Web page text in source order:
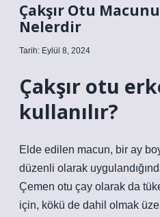
Çakşır Otu
Nelerdir
Tarih: Eylül 8, 2024
Çakşır otu
kullanılır?
Elde edilen macun, bir ay
düzenli olarak
Çemen otu çay olarak da
için, kökü de dahil olmak